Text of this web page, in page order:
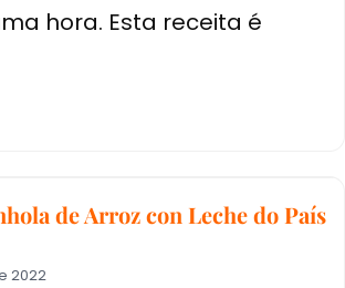
hora. Esta receita é
de Arroz con Leche do País
2022